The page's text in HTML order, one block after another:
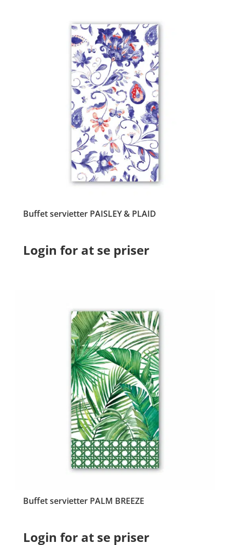
Buffet servietter PAISLEY & PLAID
Login for at se priser
Buffet servietter PALM BREEZE
Login for at se priser